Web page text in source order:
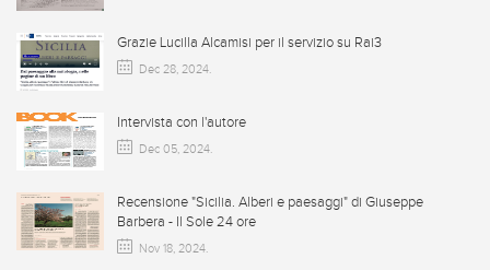
Grazie Lucilla Alcamisi per il servizio su Rai3
Dec 28, 2024.
Intervista con l'autore
Dec 05, 2024.
Recensione "Sicilia. Alberi e paesaggi" di Giuseppe
Barbera - Il Sole 24 ore
Nov 18, 2024.